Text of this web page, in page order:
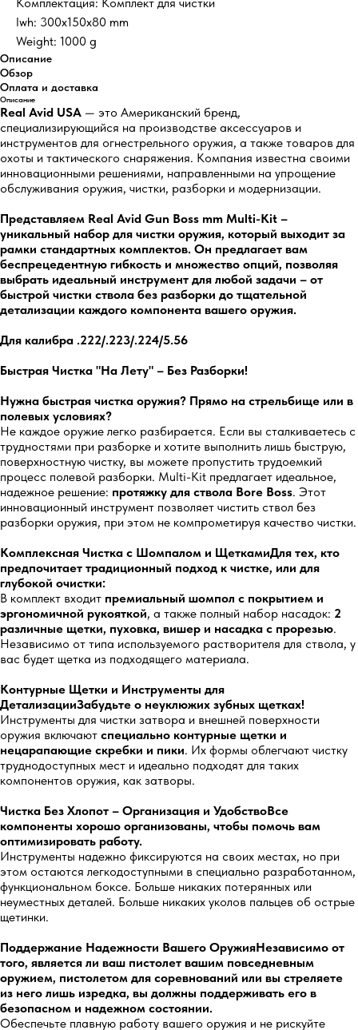
lwh: 300x150x80 mm
Weight: 1000 g
Описание
Обзор
Оплата и доставка
Описание
Real Avid USA — это Американский бренд,
специализирующийся на производстве аксессуаров и
инструментов для огнестрельного оружия, а также товаров для
охоты и тактического снаряжения. Компания известна своими
инновационными решениями, направленными на упрощение
обслуживания оружия, чистки, разборки и модернизации.
Представляем Real Avid Gun Boss mm Multi-Kit –
уникальный набор для чистки оружия, который выходит за
рамки стандартных комплектов. Он предлагает вам
беспрецедентную гибкость и множество опций, позволяя
выбрать идеальный инструмент для любой задачи – от
быстрой чистки ствола без разборки до тщательной
детализации каждого компонента вашего оружия.
Для калибра .222/.223/.224/5.56
Быстрая Чистка "На Лету" – Без Разборки!
Нужна быстрая чистка оружия? Прямо на стрельбище или в
полевых условиях?
Не каждое оружие легко разбирается. Если вы сталкиваетесь с
трудностями при разборке и хотите выполнить лишь быструю,
поверхностную чистку, вы можете пропустить трудоемкий
процесс полевой разборки. Multi-Kit предлагает идеальное,
надежное решение: протяжку для ствола Bore Boss. Этот
инновационный инструмент позволяет чистить ствол без
разборки оружия, при этом не компрометируя качество чистки.
Комплексная Чистка с Шомпалом и ЩеткамиДля тех, кто
предпочитает традиционный подход к чистке, или для
глубокой очистки:
В комплект входит премиальный шомпол с покрытием и
эргономичной рукояткой, а также полный набор насадок: 2
различные щетки, пуховка, вишер и насадка с прорезью.
Независимо от типа используемого растворителя для ствола, у
вас будет щетка из подходящего материала.
Контурные Щетки и Инструменты для
ДетализацииЗабудьте о неуклюжих зубных щетках!
Инструменты для чистки затвора и внешней поверхности
оружия включают специально контурные щетки и
нецарапающие скребки и пики. Их формы облегчают чистку
труднодоступных мест и идеально подходят для таких
компонентов оружия, как затворы.
Чистка Без Хлопот – Организация и УдобствоВсе
компоненты хорошо организованы, чтобы помочь вам
оптимизировать работу.
Инструменты надежно фиксируются на своих местах, но при
этом остаются легкодоступными в специально разработанном,
функциональном боксе. Больше никаких потерянных или
неуместных деталей. Больше никаких уколов пальцев об острые
щетинки.
Поддержание Надежности Вашего ОружияНезависимо от
того, является ли ваш пистолет вашим повседневным
оружием, пистолетом для соревнований или вы стреляете
из него лишь изредка, вы должны поддерживать его в
безопасном и надежном состоянии.
Обеспечьте плавную работу вашего оружия и не рискуйте